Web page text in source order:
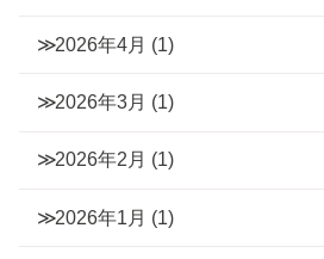
2026年4月 (1)
2026年3月 (1)
2026年2月 (1)
2026年1月 (1)